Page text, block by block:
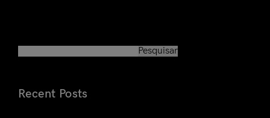
Pesquisar
Recent Posts